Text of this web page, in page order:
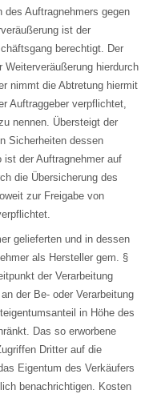
des Auftragnehmers gegen
ist der
berechtigt. Der
hierdurch
nimmt die Abtretung hiermit
Auftraggeber verpflichtet,
nennen. Übersteigt der
Sicherheiten dessen
der Auftragnehmer auf
die Übersicherung des
zur Freigabe von
gelieferten und in dessen
als Hersteller gem. §
der Verarbeitung
der Be- oder Verarbeitung
in Höhe des
Das so erworbene
Dritter auf die
Eigentum des Verkäufers
benachrichtigen. Kosten